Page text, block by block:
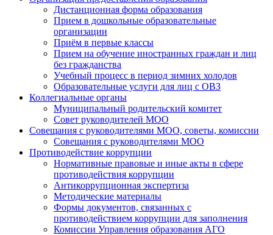
Дистанционная форма образования
Прием в дошкольные образовательные
организации
Приём в первые классы
Прием на обучение иностранных граждан и лиц
без гражданства
Учебный процесс в период зимних холодов
Образовательные услуги для лиц с ОВЗ
Коллегиальные органы
Муниципальный родительский комитет
Совет руководителей МОО
Совещания с руководителями МОО, советы, комиссии
Совещания с руководителями МОО
Противодействие коррупции
Нормативные правовые и иные акты в сфере
противодействия коррупции
Антикоррупционная экспертиза
Методические материалы
Формы документов, связанных с
противодействием коррупции для заполнения
Комиссии Управления образования АГО